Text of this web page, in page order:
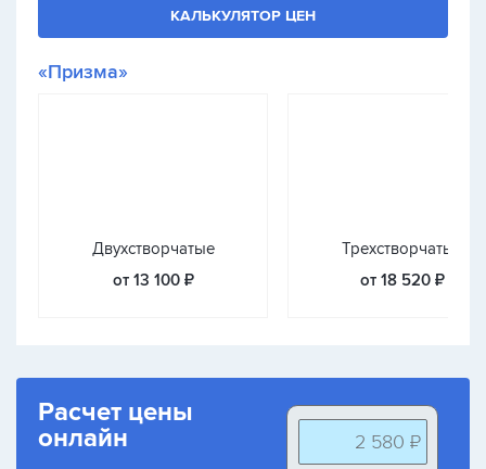
КАЛЬКУЛЯТОР ЦЕН
«Призма»
Двухстворчатые
от 13 100 ₽
Трехстворчатые
от 18 520 ₽
Расчет цены
онлайн
2 580 ₽